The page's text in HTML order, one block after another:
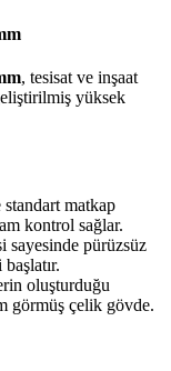
, tesisat ve inşaat
yüksek
matkap
kontrol sağlar.
sayesinde pürüzsüz
oluşturduğu
görmüş çelik gövde.